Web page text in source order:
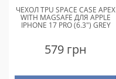
ЧЕХОЛ TPU SPACE CASE APEX
WITH MAGSAFE ДЛЯ APPLE
IPHONE 17 PRO (6.3") GREY
579 грн